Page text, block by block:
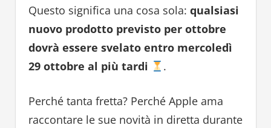
Questo significa una cosa sola: qualsiasi
nuovo prodotto previsto per ottobre
dovrà essere svelato entro mercoledì
29 ottobre al più tardi
.
Perché tanta fretta? Perché Apple ama
raccontare le sue novità in diretta durante